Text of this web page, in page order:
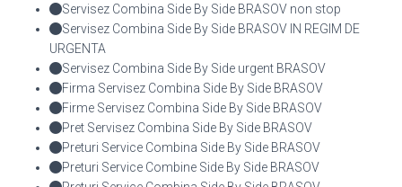
Servisez Combina Side By Side BRASOV non stop
Servisez Combina Side By Side BRASOV IN REGIM DE
URGENTA
Servisez Combina Side By Side urgent BRASOV
Firma Servisez Combina Side By Side BRASOV
Firme Servisez Combina Side By Side BRASOV
Pret Servisez Combina Side By Side BRASOV
Preturi Service Combina Side By Side BRASOV
Preturi Service Combine Side By Side BRASOV